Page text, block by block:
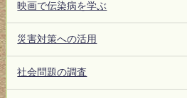
映画で伝染病を学ぶ
災害対策への活用
社会問題の調査